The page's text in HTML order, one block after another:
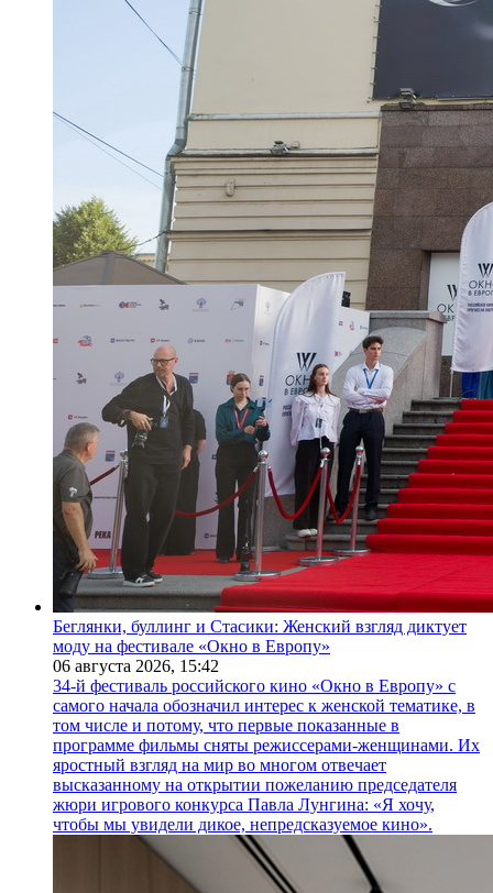
Беглянки, буллинг и Стасики: Женский взгляд диктует
моду на фестивале «Окно в Европу»
06 августа 2026, 15:42
34-й фестиваль российского кино «Окно в Европу» с
самого начала обозначил интерес к женской тематике, в
том числе и потому, что первые показанные в
программе фильмы сняты режиссерами-женщинами. Их
яростный взгляд на мир во многом отвечает
высказанному на открытии пожеланию председателя
жюри игрового конкурса Павла Лунгина: «Я хочу,
чтобы мы увидели дикое, непредсказуемое кино».